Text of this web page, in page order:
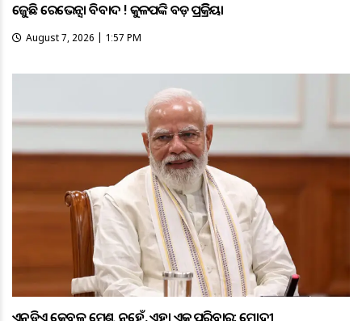
ତେଜୁଛି ରେଭେନ୍ସା ବିବାଦ ! କୁଳପତିଙ୍କ ବଡ଼ ପ୍ରତିକ୍ରିୟା
August 7, 2026 | 1:57 PM
ଏନଡିଏ କେବଳ ମେଣ୍ଟ ନୁହେଁ, ଏହା ଏକ ପରିବାର: ମୋଦୀ